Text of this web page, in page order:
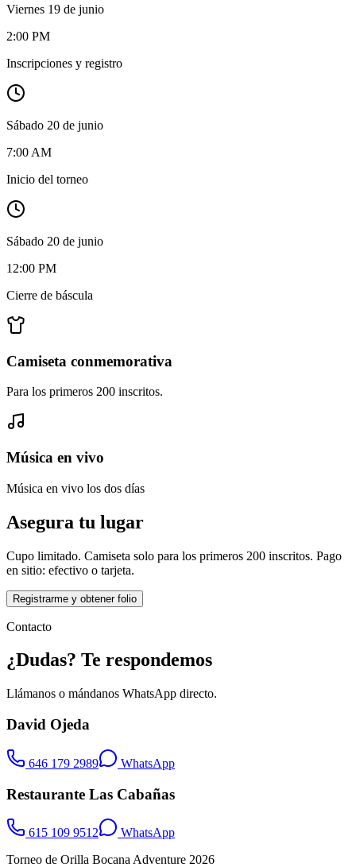
Viernes 19 de junio
2:00 PM
Inscripciones y registro
Sábado 20 de junio
7:00 AM
Inicio del torneo
Sábado 20 de junio
12:00 PM
Cierre de báscula
Camiseta conmemorativa
Para los primeros 200 inscritos.
Música en vivo
Música en vivo los dos días
Asegura tu lugar
Cupo limitado. Camiseta solo para los primeros 200 inscritos. Pago
en sitio: efectivo o tarjeta.
Registrarme y obtener folio
Contacto
¿Dudas? Te respondemos
Llámanos o mándanos WhatsApp directo.
David Ojeda
646 179 2989 WhatsApp
Restaurante Las Cabañas
615 109 9512
WhatsApp
Torneo de Orilla Bocana Adventure 2026